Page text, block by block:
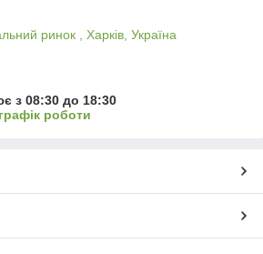
ринок , Харків, Україна
з 08:30 до 18:30
роботи